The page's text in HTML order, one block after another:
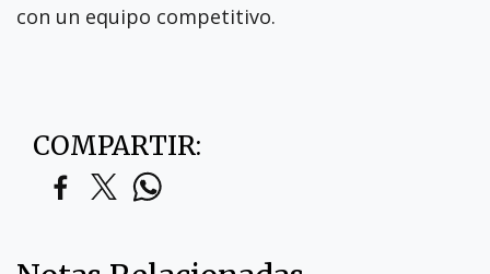
con un equipo competitivo.
COMPARTIR: